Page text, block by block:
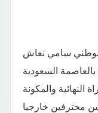
الوطني سامي نعاش
السعودية
النهائية والمكونة